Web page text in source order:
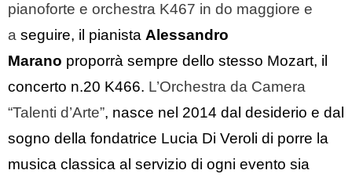
pianoforte e orchestra K467 in do maggiore e
a seguire, il pianista Alessandro
Marano proporrà sempre dello stesso Mozart, il
concerto n.20 K466. L’Orchestra da Camera
“Talenti d’Arte”, nasce nel 2014 dal desiderio e dal
sogno della fondatrice Lucia Di Veroli di porre la
musica classica al servizio di ogni evento sia